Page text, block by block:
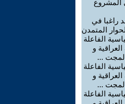
المشروع
راغبا في
المتمدن
الفاعلة
و
...
الفاعلة
و
...
الفاعلة